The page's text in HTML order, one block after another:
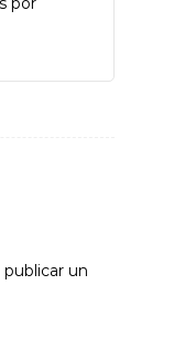
publicar un